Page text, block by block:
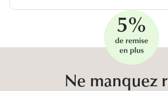
Ne manquez